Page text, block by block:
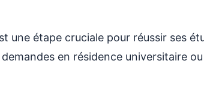
9. Ressources
une étape cruciale pour réussir ses
en résidence universitaire ou